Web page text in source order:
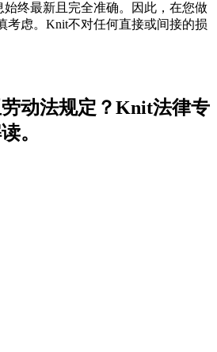
终最新且完全准确。因此，在您做
考虑。Knit不对任何直接或间接的损
动法规定？Knit法律专
。